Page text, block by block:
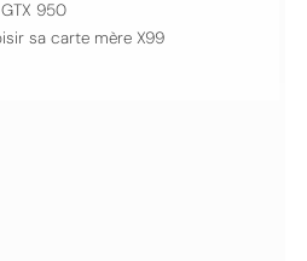
950
sa carte mère X99